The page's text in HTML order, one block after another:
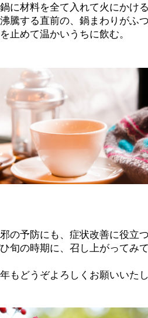
に材料を全て入れて火にかける
騰する直前の、鍋まわりがふ
止めて温かいうちに飲む。
の予防にも、症状改善に役立つ
旬の時期に、召し上がってみて
もどうぞよろしくお願いいたし